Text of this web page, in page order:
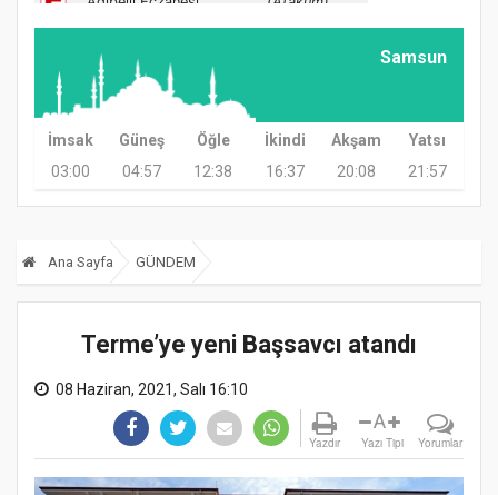
Samsun
İmsak Güneş Öğle İkindi Akşam
Yatsı
03:00
04:57 12:38 16:37 20:08 21:57
Ana Sayfa GÜNDEM
Terme’ye yeni Başsavcı atandı
08 Haziran, 2021, Salı 16:10
Yazdır
A
Yazı Tipi Yorumlar